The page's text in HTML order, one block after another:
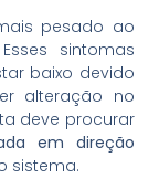
pesado ao
sintomas
baixo devido
alteração no
deve procurar
em direção
sistema.